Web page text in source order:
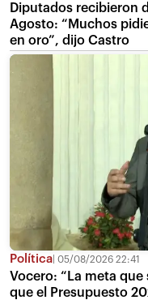
Diputados recibieron
Agosto: “Muchos
en oro”, dijo Castro
Política 05/08/2026 22:41
Vocero: “La meta
que el Presupuesto